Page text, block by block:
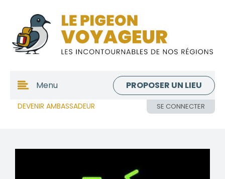
DEVENIR AMBASSADEUR SE CONNECTER
Menu PROPOSER UN LIEU